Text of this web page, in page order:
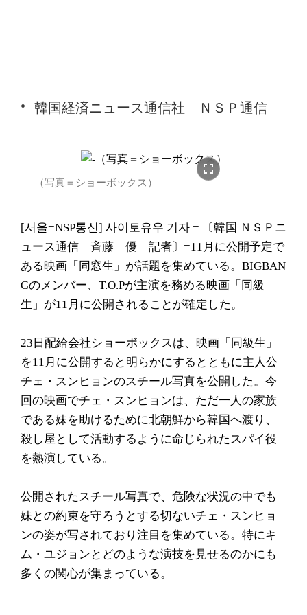
韓国経済ニュース通信社 ＮＳＰ通信
fullscreen
（写真＝ショーボックス）
[서울=NSP통신] 사이토유우 기자 = 〔韓国 ＮＳＰニ
ュース通信 斉藤 優 記者〕=11月に公開予定で
ある映画「同窓生」が話題を集めている。BIGBAN
Gのメンバー、T.O.Pが主演を務める映画「同級
生」が11月に公開されることが確定した。
23日配給会社ショーボックスは、映画「同級生」
を11月に公開すると明らかにするとともに主人公
チェ・スンヒョンのスチール写真を公開した。今
回の映画でチェ・スンヒョンは、ただ一人の家族
である妹を助けるために北朝鮮から韓国へ渡り、
殺し屋として活動するように命じられたスパイ役
を熱演している。
公開されたスチール写真で、危険な状況の中でも
妹との約束を守ろうとする切ないチェ・スンヒョ
ンの姿が写されており注目を集めている。特にキ
ム・ユジョンとどのような演技を見せるのかにも
多くの関心が集まっている。